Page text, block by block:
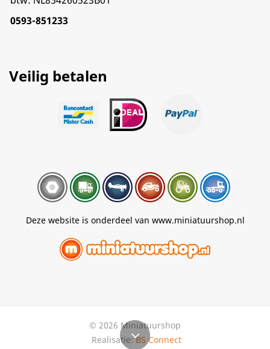
0593-851233
Veilig betalen
Deze website is onderdeel van www.miniatuurshop.nl
© 2026 Miniatuurshop
Realisatie:BS Connect